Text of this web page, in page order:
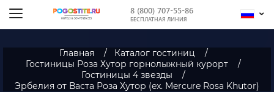
8 (800) 707-55-86
БЕСПЛАТНАЯ ЛИНИЯ
Главная
Каталог гостиниц
Гостиницы Роза Хутор горнолыжный курорт
Гостиницы 4 звезды
Эрбелия от Васта Роза Хутор (ex. Mercure Rosa Khutor)